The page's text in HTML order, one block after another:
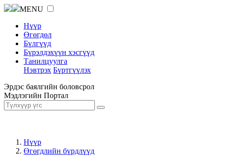
MENU
Нүүр
Өгөгдөл
Бүлгүүд
Бүрэлдэхүүн хэсгүүд
Танилцуулга
Нэвтрэх Бүртгүүлэх
Эрдэс баялгийн боловсрол
Мэдлэгийн Портал
Нүүр
Өгөгдлийн бүрдлүүд